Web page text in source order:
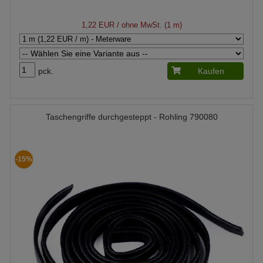
1,22 EUR/ ohne MwSt. (1 m)
pck. Kaufen
Taschengriffe durchgesteppt - Rohling 790080
-15%